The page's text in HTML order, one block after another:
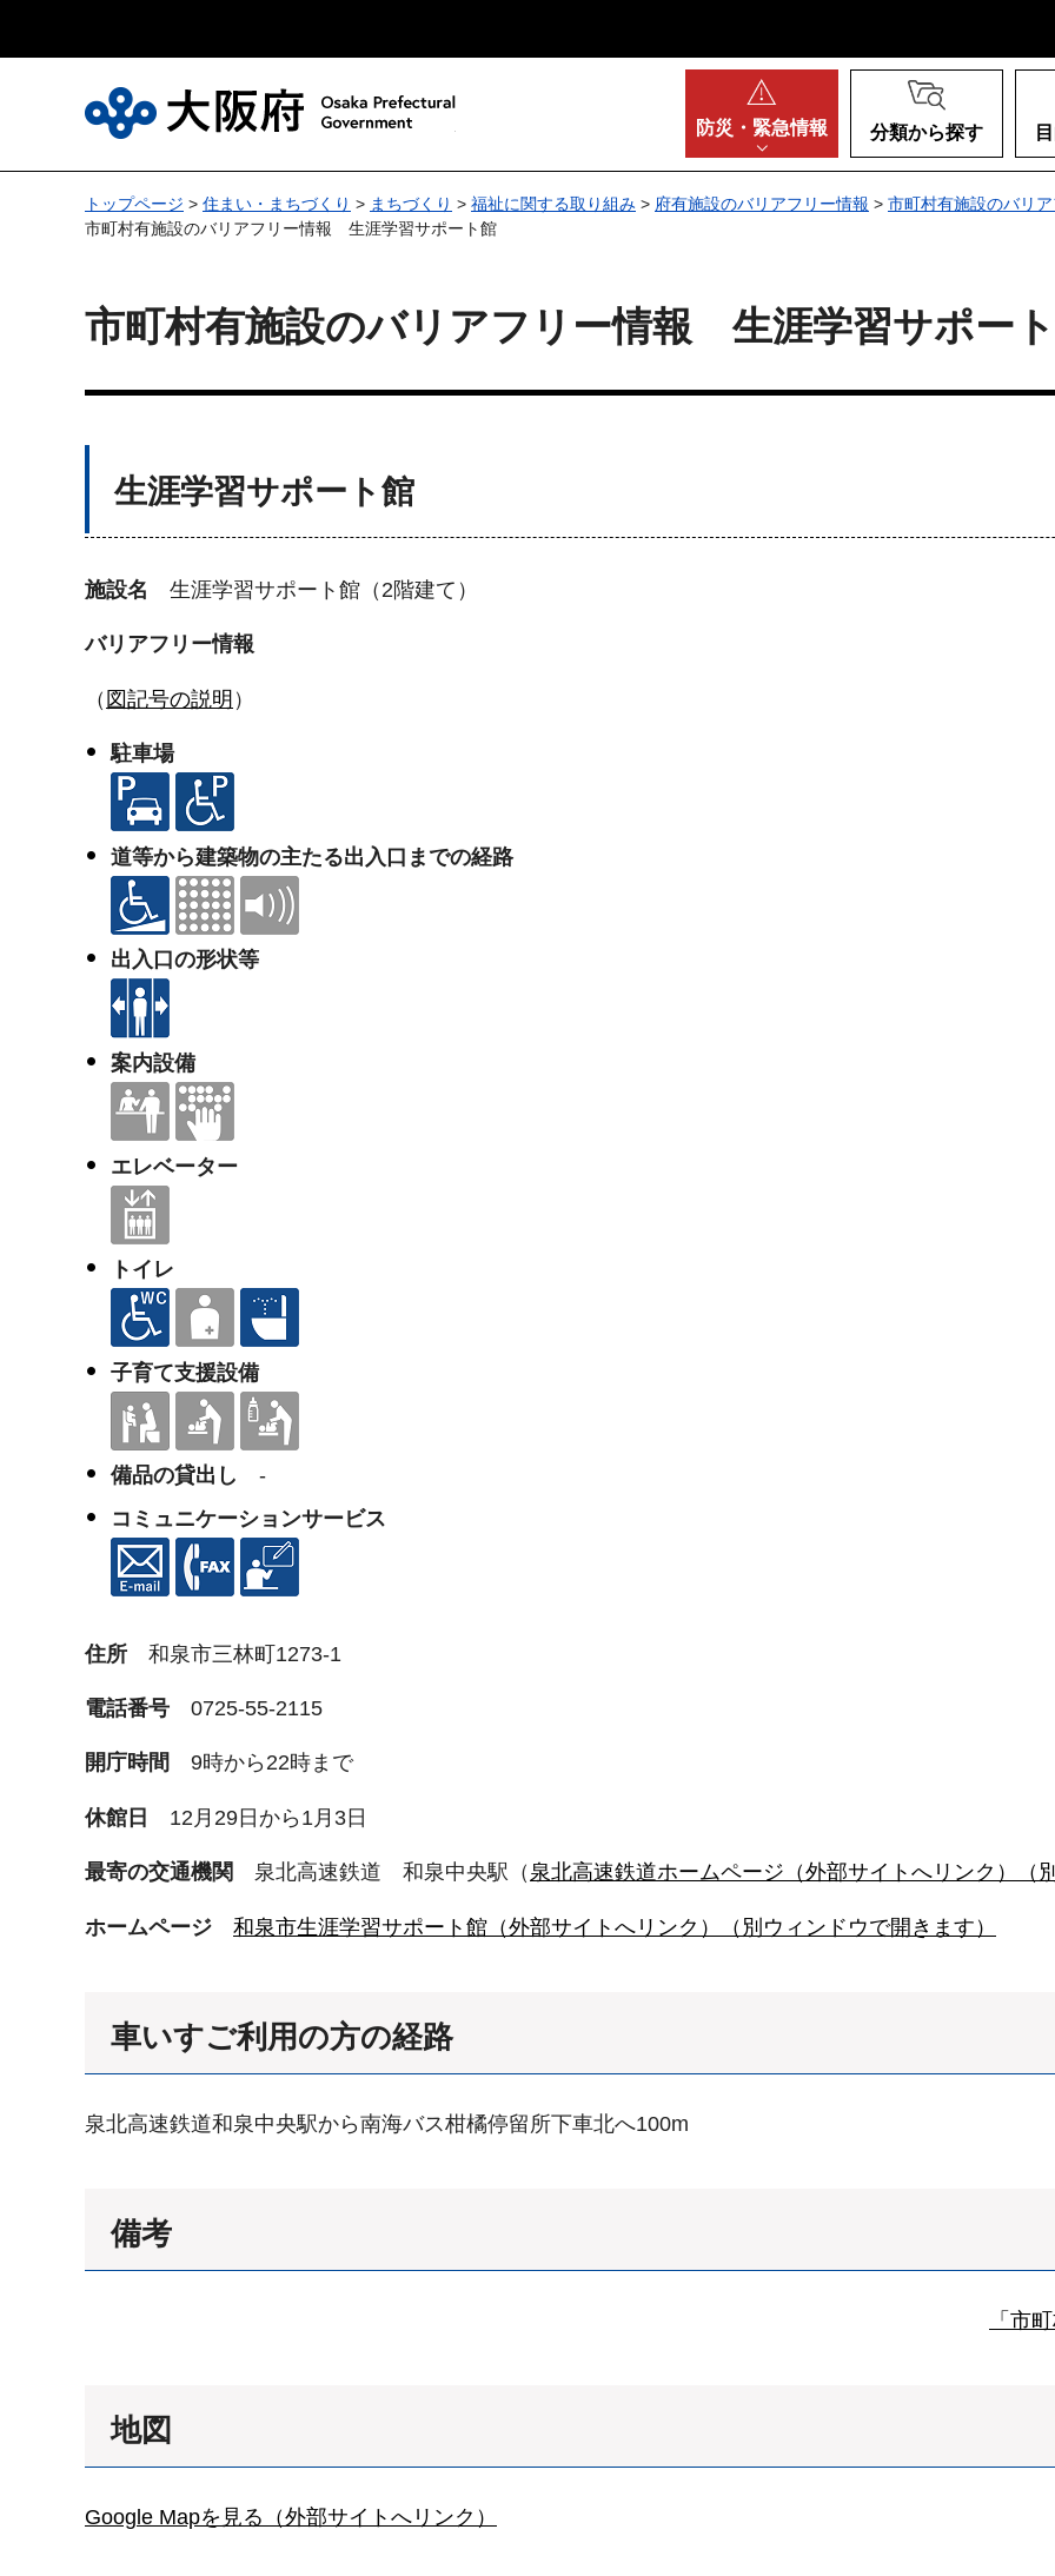
防災・ 緊急情報 分類から探す
トップページ > 住まい・まちづくり > まちづくり > 福祉に関する取り組み > 府有施設のバリアフリー情報 > 市町村有施設のバリ
市町村有施設のバリアフリー情報 生涯学習サポート館
市町村有施設のバリアフリー情報 生涯学習サポー
生涯学習サポート館
施設名 生涯学習サポート館（2階建て）
バリアフリー情報
（ 図記号の説明 ）
駐車場
道等から建築物の主たる出入口までの経路
出入口の形状等
案内設備
エレベーター
トイレ
子育て支援設備
備品の貸出し -
コミュニケーションサービス
住所 和泉市三林町1273-1
電話番号 0725-55-2115
開庁時間 9時から22時まで
休館日 12月29日から1月3日
最寄の交通機関 泉北高速鉄道 和泉中央駅（ 泉北高速鉄道ホームページ（外部サイトへリンク）（
ホームページ 和泉市生涯学習サポート館（外部サイトへリンク）（別ウィンドウで開きます）
車いすご利用の方の経路
泉北高速鉄道和泉中央駅から南海バス柑橘停留所下車北へ100m
備考
「市
地図
Google Mapを見る（外部サイトへリンク）